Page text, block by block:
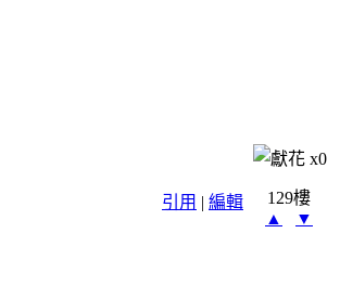
x0
引用 | 編輯
129樓
▲
▼